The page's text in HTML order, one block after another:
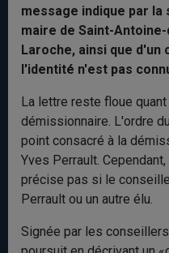
message indique par la
maire de Saint-
Laroche, ainsi que d'un
l'identité n'est pas
La lettre reste floue
démissionnaire. L'ordre
point consacré à la
Yves Perrault.
précise pas si le
Perrault ou un autre élu.
Signée par les